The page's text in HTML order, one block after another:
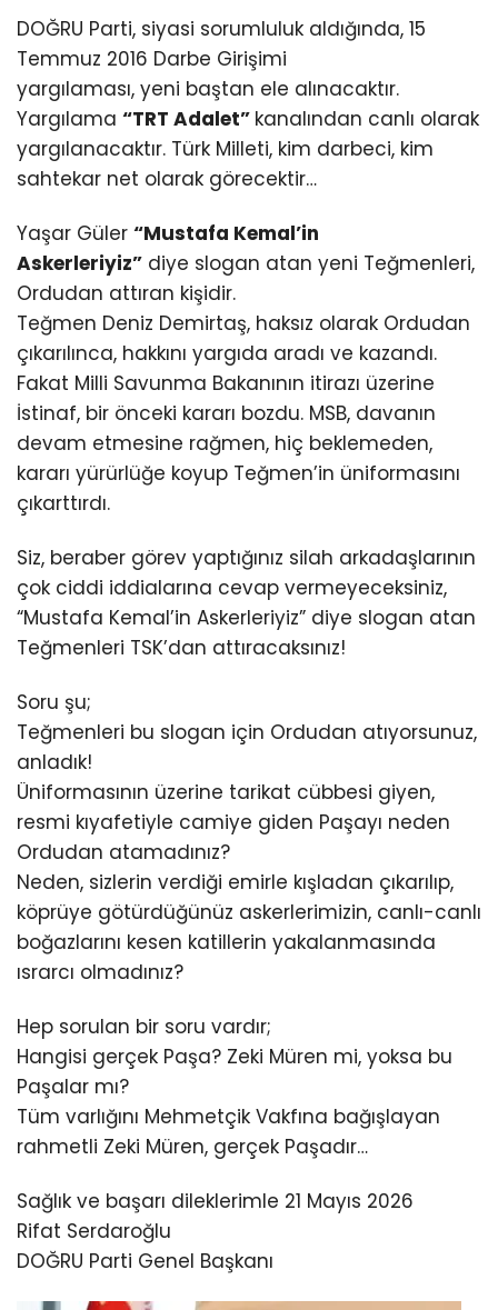
DOĞRU Parti, siyasi sorumluluk aldığında, 15
Temmuz 2016 Darbe Girişimi
yargılaması, yeni baştan ele alınacaktır.
Yargılama “TRT Adalet” kanalından canlı olarak
yargılanacaktır. Türk Milleti, kim darbeci, kim
sahtekar net olarak görecektir…
Yaşar Güler “Mustafa Kemal’in
Askerleriyiz” diye slogan atan yeni Teğmenleri,
Ordudan attıran kişidir.
Teğmen Deniz Demirtaş, haksız olarak Ordudan
çıkarılınca, hakkını yargıda aradı ve kazandı.
Fakat Milli Savunma Bakanının itirazı üzerine
İstinaf, bir önceki kararı bozdu. MSB, davanın
devam etmesine rağmen, hiç beklemeden,
kararı yürürlüğe koyup Teğmen’in üniformasını
çıkarttırdı.
Siz, beraber görev yaptığınız silah arkadaşlarının
çok ciddi iddialarına cevap vermeyeceksiniz,
“Mustafa Kemal’in Askerleriyiz” diye slogan atan
Teğmenleri TSK’dan attıracaksınız!
Soru şu;
Teğmenleri bu slogan için Ordudan atıyorsunuz,
anladık!
Üniformasının üzerine tarikat cübbesi giyen,
resmi kıyafetiyle camiye giden Paşayı neden
Ordudan atamadınız?
Neden, sizlerin verdiği emirle kışladan çıkarılıp,
köprüye götürdüğünüz askerlerimizin, canlı-canlı
boğazlarını kesen katillerin yakalanmasında
ısrarcı olmadınız?
Hep sorulan bir soru vardır;
Hangisi gerçek Paşa? Zeki Müren mi, yoksa bu
Paşalar mı?
Tüm varlığını Mehmetçik Vakfına bağışlayan
rahmetli Zeki Müren, gerçek Paşadır…
Sağlık ve başarı dileklerimle 21 Mayıs 2026
Rifat Serdaroğlu
DOĞRU Parti Genel Başkanı